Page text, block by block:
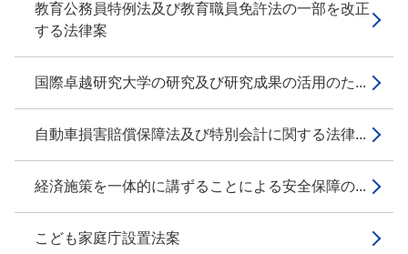
教育公務員特例法及び教育職員免許法の一部を改正
する法律案
国際卓越研究大学の研究及び研究成果の活用のた...
自動車損害賠償保障法及び特別会計に関する法律...
経済施策を一体的に講ずることによる安全保障の...
こども家庭庁設置法案